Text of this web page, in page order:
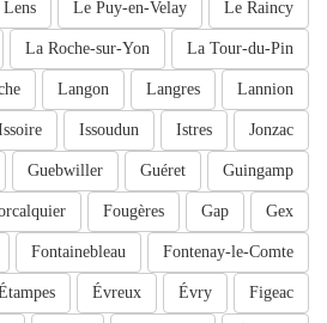
Le Raincy
Le Puy-en-Velay
Lens
La Tour-du-Pin
La Roche-sur-Yon
Lannion
Langres
Langon
Jonzac
Istres
Issoudun
Guingamp
Guéret
Guebwiller
Gex
Gap
Fougères
Fontenay-le-Comte
Fontainebleau
Figeac
Évry
Évreux